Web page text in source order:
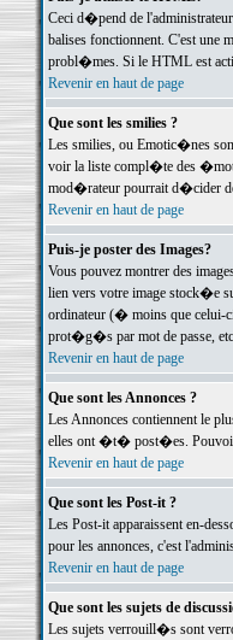
Ceci d�pend de
balises fonctionnent. C'est une
probl�mes. Si le HTML est
Revenir en haut de page
Que sont les smilies ?
Les smilies, ou Emotic�nes
voir la liste compl�te des
mod�rateur pourrait d�cider
Revenir en haut de page
Puis-je poster des Images?
Vous pouvez montrer des
lien vers votre image stock�e
ordinateur (� moins que celui-
prot�g�s par mot de passe,
Revenir en haut de page
Que sont les Annonces ?
Les Annonces contiennent le
elles ont �t� post�es. Pouvoir
Revenir en haut de page
Que sont les Post-it ?
Les Post-it apparaissent en-
pour les annonces, c'est
Revenir en haut de page
Que sont les sujets de
Les sujets verrouill�s sont